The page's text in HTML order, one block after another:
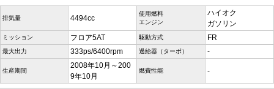
排気量 4494cc
使用燃料
エンジン
ハイオク
ガソリン
ミッション フロア5AT 駆動方式 FR
最大出力 333ps/6400rpm 過給器（ターボ） -
生産期間
2008年10月～200
9年10月
燃費性能 -